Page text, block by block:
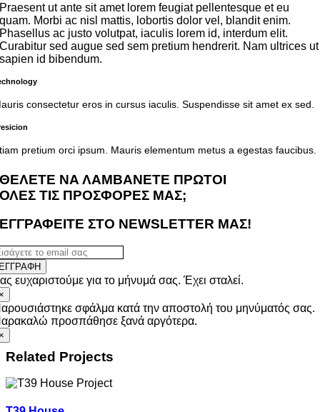
Praesent ut ante sit amet lorem feugiat pellentesque et eu
quam. Morbi ac nisl mattis, lobortis dolor vel, blandit enim.
Phasellus ac justo volutpat, iaculis lorem id, interdum elit.
Curabitur sed augue sed sem pretium hendrerit. Nam ultrices ut
sapien id bibendum.
consectetur eros in cursus iaculis. Suspendisse sit amet ex sed.
pretium orci ipsum. Mauris elementum metus a egestas faucibus.
ΘΕΛΕΤΕ ΝΑ ΛΑΜΒΑΝΕΤΕ ΠΡΩΤΟΙ
ΟΛΕΣ ΤΙΣ ΠΡΟΣΦΟΡΕΣ ΜΑΣ;
ΕΓΓΡΑΦΕΙΤΕ ΣΤΟ NEWSLETTER ΜΑΣ!
ευχαριστούμε για το μήνυμά σας. Έχει σταλεί.
σφάλμα κατά την αποστολή του μηνύματός σας.
προσπάθησε ξανά αργότερα.
Related Projects